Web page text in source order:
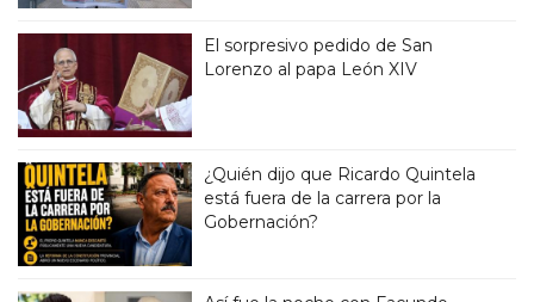
El sorpresivo pedido de San
Lorenzo al papa León XIV
¿Quién dijo que Ricardo Quintela
está fuera de la carrera por la
Gobernación?